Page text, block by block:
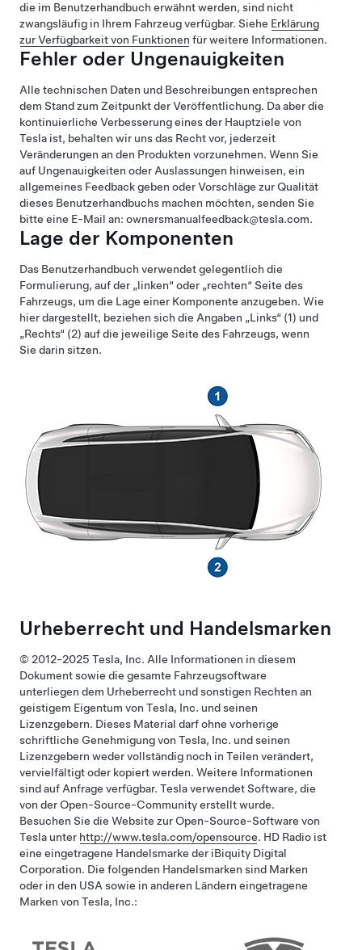
die im Benutzerhandbuch erwähnt werden, sind nicht
zwangsläufig in Ihrem Fahrzeug verfügbar. Siehe Erklärung
zur Verfügbarkeit von Funktionen für weitere Informationen.
Fehler oder Ungenauigkeiten
Alle technischen Daten und Beschreibungen entsprechen
dem Stand zum Zeitpunkt der Veröffentlichung. Da aber die
kontinuierliche Verbesserung eines der Hauptziele von
Tesla ist, behalten wir uns das Recht vor, jederzeit
Veränderungen an den Produkten vorzunehmen. Wenn Sie
auf Ungenauigkeiten oder Auslassungen hinweisen, ein
allgemeines Feedback geben oder Vorschläge zur Qualität
dieses Benutzerhandbuchs machen möchten, senden Sie
bitte eine E-Mail an: ownersmanualfeedback@tesla.com.
Lage der Komponenten
Das Benutzerhandbuch verwendet gelegentlich die
Formulierung, auf der „linken“ oder „rechten“ Seite des
Fahrzeugs, um die Lage einer Komponente anzugeben. Wie
hier dargestellt, beziehen sich die Angaben „Links“ (1) und
„Rechts“ (2) auf die jeweilige Seite des Fahrzeugs, wenn
Sie darin sitzen.
Urheberrecht und Handelsmarken
© 2012-2025 Tesla, Inc. Alle Informationen in diesem
Dokument sowie die gesamte Fahrzeugsoftware
unterliegen dem Urheberrecht und sonstigen Rechten an
geistigem Eigentum von Tesla, Inc. und seinen
Lizenzgebern. Dieses Material darf ohne vorherige
schriftliche Genehmigung von Tesla, Inc. und seinen
Lizenzgebern weder vollständig noch in Teilen verändert,
vervielfältigt oder kopiert werden. Weitere Informationen
sind auf Anfrage verfügbar. Tesla verwendet Software, die
von der Open-Source-Community erstellt wurde.
Besuchen Sie die Website zur Open-Source-Software von
Tesla unter http://www.tesla.com/opensource. HD Radio ist
eine eingetragene Handelsmarke der iBiquity Digital
Corporation. Die folgenden Handelsmarken sind Marken
oder in den USA sowie in anderen Ländern eingetragene
Marken von Tesla, Inc.: